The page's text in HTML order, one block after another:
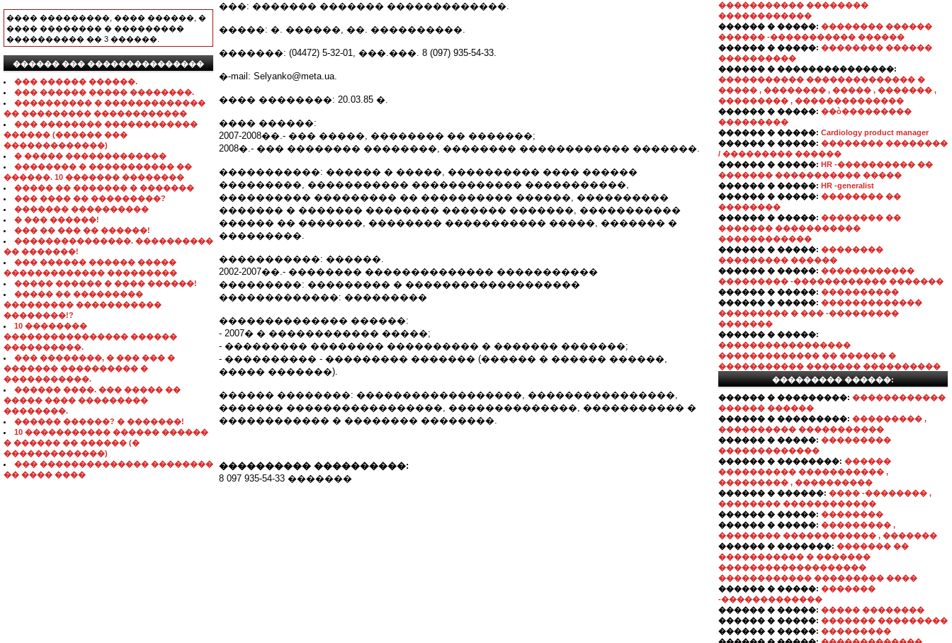
���� ���������, ���� ������, �
���� �������� � ���������
���������� �� 3 ������.
������ ��� ���������������
��� ������ ������.
��� ������ ����� ��������.
���������� � �������������
�� ��������� ������������
��� �������� ������������
������ (������ ���
�������������)
� ����� �������������
�������� � ����������� ��
������. 10 ������� ��������
����� �� ������� � �������
��� ���� �� ���������?
������� ����������
� ��� ������!
��� �� ��� �� ������!
���������������. ����������
�� �������!
��� ������ ������ �����
������������� ���������
����� ������ � ���� ������!
����� �� ���������
��������� �����������
��������!?
10 ��������
���������������� ������
����������.
��� ��������, � ��� ��� �
������� ���������� �
�����������.
������ ����. ��� ����� ��
����� ���� ���������
��������.
������ ������? � �������!
10 ����������� ������ ������
� ������ �� ������ (�
�������������)
��� �������������� ��������
�� ���� ����
���: ������� ������� �������������.
�����: �. ������, ��. ����������.
�������: (04472) 5-32-01, ���.���. 8 (097) 935-54-33.
�-mail: Selyanko@meta.ua.
���� ��������: 20.03.85 �.
���� ������:
2007-2008��.- ��� �����, �������� �� �������;
2008�.- ��� �������� ��������, �������� ������������ �������.
�����������: ������ � �����, ���������� ���� ������
���������, ����������� ������������ �����������,
���������� ��������� �� ���������� ������, ����������
������� � ������� �������� ������� �������, �����������
������ �� �������, �������� ����������� �����, ������� �
���������.
�����������: ������.
2002-2007��.- �������� �������������� �����������
���������: ��������� � �������������������
�������������: ���������
�������������� ������:
- 2007� � ������������ �����;
- ��������� �������� ���������� � ������� �������;
- ���������� - ��������� ������� (������ � ������ ������,
����� �������).
������ ��������: ������������������, ����������������,
������� �����������������, ��������������, ����������� �
������������ � �������� ��������.
���������� ����������:
8 097 935-54-33 �������
����������� ��������
������������
������ � �����: �������� ������
������ -����������� ������
������ � �����: �������� ������
����������
������ � ���������������:
����������� �������������� �
����� , �������� , ����� , ������� ,
��������� , ��������������
������ � �����: ��ò���������
���������
������ � �����: Cardiology product manager
������ � �����: �������� ��������
/ ��������� ������
������ � �����: HR -���������� ��
������� ����������� �����
������ � �����: HR -generalist
������ � �����: �������� ��
��������
������ � �����: �������� ��
������� �����������
������������
������ � �����: ��������
��������� ������
������ � �����: ������������
��������� -������������ �������
������ � �����: ����������
������ � �����: �������������
��������� � ��� -���������
�������
������ � �����:
�����������������
������������� �� ������ �
����������� ������� ����������
��������� ������:
������ � ���������: ������������
������ ������
������ � ���������: ��������� ,
���������� �����������
������ � �����: ���������
�������������
������ � ��������: ������
���������� ����������� ,
��������� , ����������
������ � ������: ���� -�������� ,
�������� ������������
������ � �����: ��������
������ � �����: ��������� ,
�������� ������������ , �������
������ � �������: ������� ��
����������� � �������
�������������������
������������ ��������� ����
������ � �����: �������
-�������������
������ � �����: ����� ��������
������ � �����: ������� ���������
������ � �����: ���������